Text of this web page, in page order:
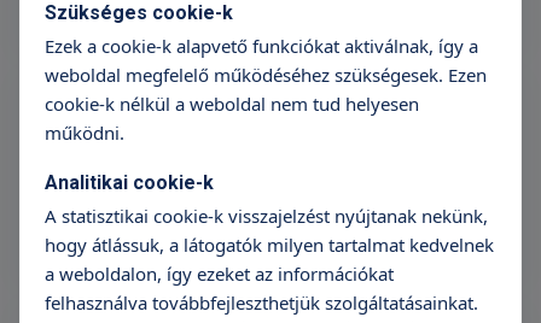
30-32. heti, harmadik trimeszteri
ultrahang vizsgálat
38. heti, harmadik trimeszteri ultrahang
Szükséges cookie-k
Ezek a cookie-k alapvető funkciókat aktiválnak, így a
weboldal megfelelő működéséhez szükségesek. Ezen
cookie-k nélkül a weboldal nem tud helyesen
működni.
Analitikai cookie-k
A statisztikai cookie-k visszajelzést nyújtanak nekünk,
hogy átlássuk, a látogatók milyen tartalmat kedvelnek
a weboldalon, így ezeket az információkat
felhasználva továbbfejleszthetjük szolgáltatásainkat.